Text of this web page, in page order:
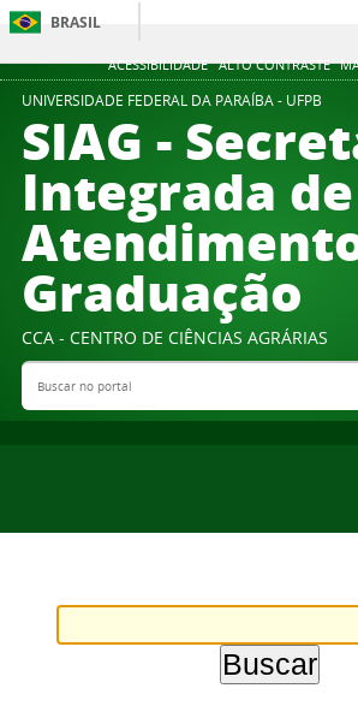
ACESSIBILIDADE ALTO CONTRASTE
BRASIL
UNIVERSIDADE FEDERAL DA PARAÍBA - UFPB
SIAG -
Integrada de
Graduação
CCA - CENTRO DE CIÊNCIAS AGRÁRIAS
Buscar no portal